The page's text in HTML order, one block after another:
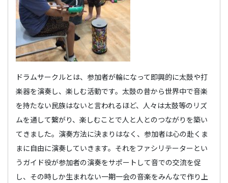
ドラムサークルとは、参加者が輪になって即興的に太鼓や打
楽器を演奏し、楽しむ活動です。太鼓の昔から世界中で音楽
を持たない民族はないと言われるほど、人々は太鼓等のリズ
ムを通して繋がり、楽しむことで人と人とのつながりを築い
てきました。演奏方法に決まりはなく、参加者は心の赴くま
まに自由に演奏していきます。それをファシリテーターとい
うガイド役が参加者の演奏をサポートして音での交流を促
し、その時しか生まれない一期一会の音楽をみんなで作り上